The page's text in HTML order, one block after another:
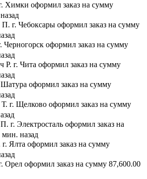
Химки оформил заказ на сумму
г. Чебоксары оформил заказ на сумму
Черногорск оформил заказ на сумму
г. Чита оформил заказ на сумму
оформил заказ на сумму
г. Щелково оформил заказ на сумму
г. Электросталь оформил заказ на
назад
Ялта оформил заказ на сумму
оформил заказ на сумму 87,600.00